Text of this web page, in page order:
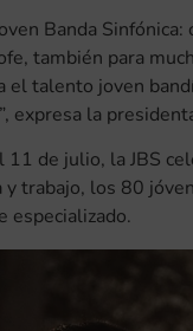
Banda
también para
talento joven
expresa la
de julio, la JBS
y trabajo, los 80
especializado.